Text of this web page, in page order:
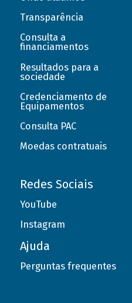
Transparência
Consulta a
financiamentos
Resultados para a
sociedade
Credenciamento de
Equipamentos
Consulta PAC
Moedas contratuais
Redes Sociais
YouTube
Instagram
Ajuda
Perguntas frequentes